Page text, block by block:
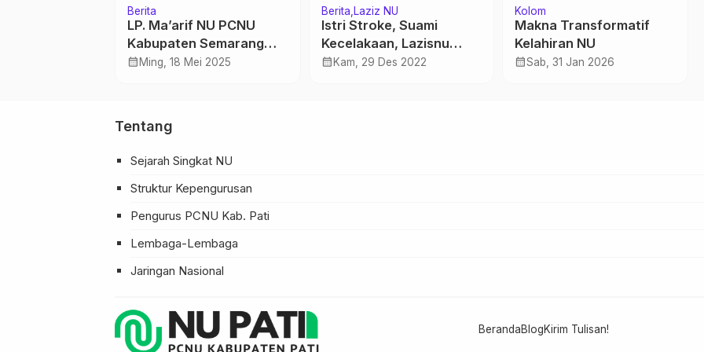
Berita
LP. Ma’arif NU PCNU
Kabupaten Semarang
Gelar Rapat Kerja
calendar_month Ming, 18 Mei 2025
Berita Laziz NU
Istri Stroke, Suami
Kecelakaan, Lazisnu
Turun Tangan
calendar_month Kam, 29 Des 2022
Kolom
Makna Transformatif
Kelahiran NU
calendar_monthSab, 31 Jan 2026
Tentang
Sejarah Singkat NU
Struktur Kepengurusan
Pengurus PCNU Kab. Pati
Lembaga-Lembaga
Jaringan Nasional
BerandaBlogKirim Tulisan!